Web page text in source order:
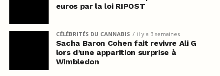
euros par la loi RIPOST
CÉLÉBRITÉS DU CANNABIS il y a 3 semaines
Sacha Baron Cohen fait revivre Ali G
lors d’une apparition surprise à
Wimbledon